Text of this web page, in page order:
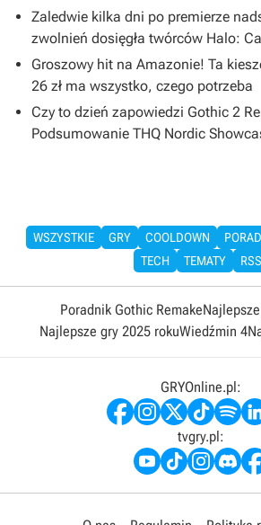
Zaledwie kilka dni po premierze
zwolnień dosięgła twórców Halo:
Groszowy hit na Amazonie! Ta
26 zł ma wszystko, czego potrzeba
Czy to dzień zapowiedzi Gothic 2
Podsumowanie THQ Nordic
WSZYSTKIE GRY COOLDOWN
TECH
TEMATY RSS
Poradnik Gothic Remake
Najlepsze gry 2025 rokuWiedźmin 4
GRYOnline.pl:
tvgry.pl: